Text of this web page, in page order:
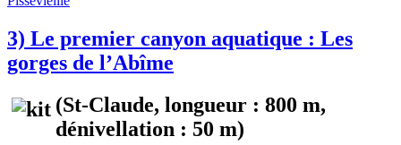
3) Le premier canyon aquatique : Les
gorges de l’Abîme
(St-Claude, longueur : 800 m,
dénivellation : 50 m)